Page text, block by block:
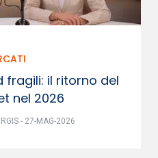
fragili: il ritorno del
nel 2026
- 27-MAG-2026